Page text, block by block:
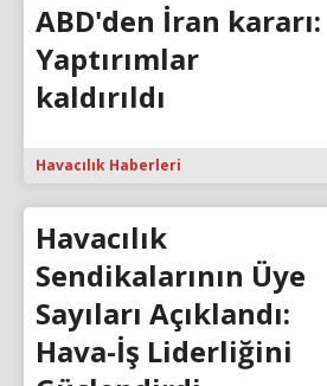
ABD'den İran kararı:
Yaptırımlar
kaldırıldı
Havacılık Haberleri
Havacılık
Sendikalarının Üye
Sayıları Açıklandı:
Hava-İş Liderliğini